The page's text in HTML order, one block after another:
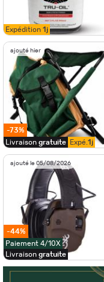
Expédition 1j
ajouté hier
-73%
Livraison gratuite Expé. 1j
ajouté le 05/08/2026
-44%
Paiement 4/10X
Livraison gratuite